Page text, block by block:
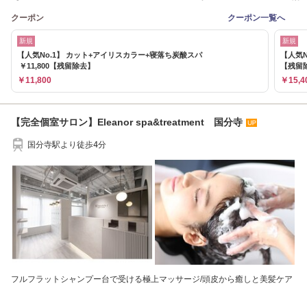
クーポン クーポン一覧へ
新規
【人気No.1】 カット+アイリスカラー+寝落ち炭酸スパ
￥11,800【残留除去】
￥11,800
新規
【人
【残留
￥
【完全個室サロン】Eleanor spa&treatment 国分寺
国分寺駅より徒歩4分
フルフラットシャンプー台で受ける極上マッサージ/頭皮から癒しと美髪ケア